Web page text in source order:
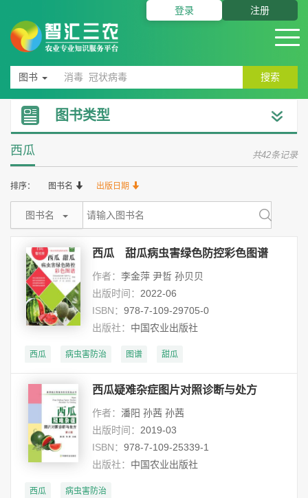
登录 注册
图书 搜索
图书类型
西瓜 共42条记录
排序： 图书名 出版日期
图书名
西瓜 甜瓜病虫害绿色防控彩色图谱
作者： 李金萍 尹哲 孙贝贝
出版时间： 2022-06
ISBN： 978-7-109-29705-0
出版社： 中国农业出版社
西瓜 病虫害防治 图谱 甜瓜
西瓜疑难杂症图片对照诊断与处方
作者： 潘阳 孙茜 孙茜
出版时间： 2019-03
ISBN： 978-7-109-25339-1
出版社： 中国农业出版社
西瓜 病虫害防治